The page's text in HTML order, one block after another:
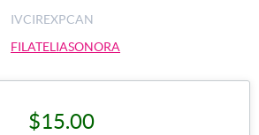
IVCIREXPCAN
FILATELIASONORA
$15.00